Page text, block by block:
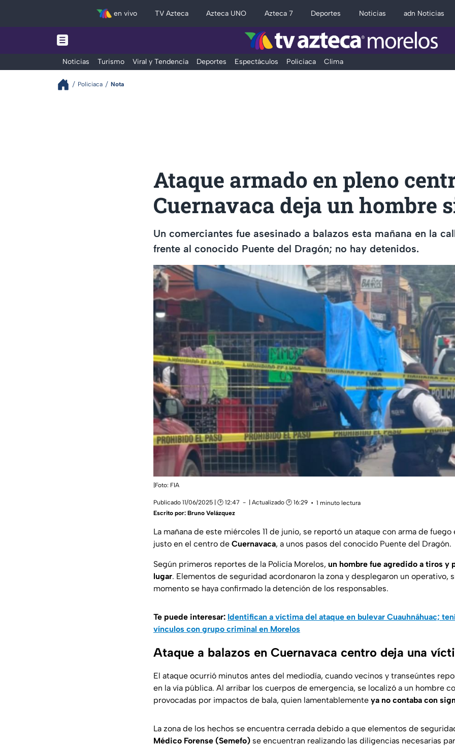
en vivo TV Azteca Azteca UNO Azteca 7 Deportes Noticias adn Noticias
Noticias Turismo Viral y Tendencia Deportes Espectáculos Policiaca Clima
Policiaca Nota
Ataque armado en pleno
Cuernavaca deja un hombre
Un comerciantes fue asesinado a balazos esta mañana en la
frente al conocido Puente del Dragón; no hay detenidos.
|Foto: FIA
Publicado 11/06/2025 | 🕑 12:47 | Actualizado 🕑 16:29
1 minuto lectura
Escrito por: Bruno Velázquez
La mañana de este miércoles 11 de junio, se reportó un ataque con arma de fuego
justo en el centro de Cuernavaca, a unos pasos del conocido Puente del Dragón.
Según primeros reportes de la Policía Morelos, un hombre fue agredido a tiros y
lugar. Elementos de seguridad acordonaron la zona y desplegaron un operativo,
momento se haya confirmado la detención de los responsables.
Te puede interesar: Identifican a víctima del ataque en bulevar Cuauhnáhuac;
vínculos con grupo criminal en Morelos
Ataque a balazos en Cuernavaca centro deja una
El ataque ocurrió minutos antes del mediodía, cuando vecinos y transeúntes
en la vía pública. Al arribar los cuerpos de emergencia, se localizó a un hombre
provocadas por impactos de bala, quien lamentablemente ya no contaba con
La zona de los hechos se encuentra cerrada debido a que elementos de
Médico Forense (Semefo) se encuentran realizando las diligencias necesarias